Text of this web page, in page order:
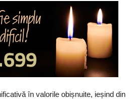
în valorile obișnuite, ieșind din